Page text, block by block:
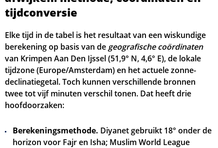
tijdconversie
Elke tijd in de tabel is het resultaat van een wiskundige
berekening op basis van de geografische coördinaten
van Krimpen Aan Den Ijssel (51,9° N, 4,6° E), de lokale
tijdzone (Europe/Amsterdam) en het actuele zonne-
declinatiegetal. Toch kunnen verschillende bronnen
twee tot vijf minuten verschil tonen. Dat heeft drie
hoofdoorzaken:
Berekeningsmethode. Diyanet gebruikt 18° onder de
horizon voor Fajr en Isha; Muslim World League